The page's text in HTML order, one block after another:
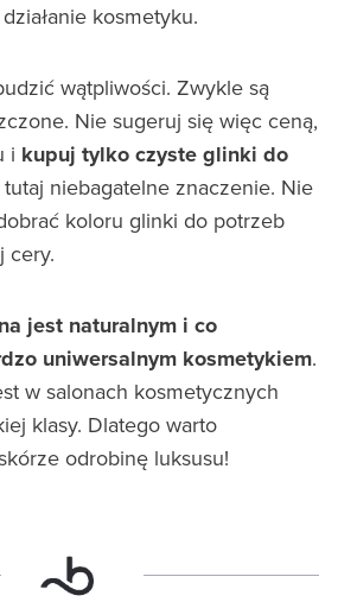
kosmetyku.
wątpliwości. Zwykle są
Nie sugeruj się więc ceną,
i kupuj tylko czyste glinki do
niebagatelne znaczenie. Nie
koloru glinki do potrzeb
cery.
jest naturalnym i co
uniwersalnym kosmetykiem.
w salonach kosmetycznych
klasy. Dlatego warto
odrobinę luksusu!